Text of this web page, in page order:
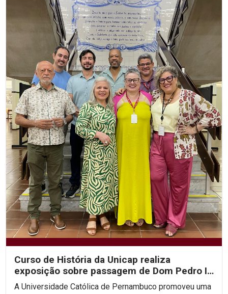
Curso de História da Unicap realiza
exposição sobre passagem de Dom Pedro II
por Pernambuco
A Universidade Católica de Pernambuco promoveu uma